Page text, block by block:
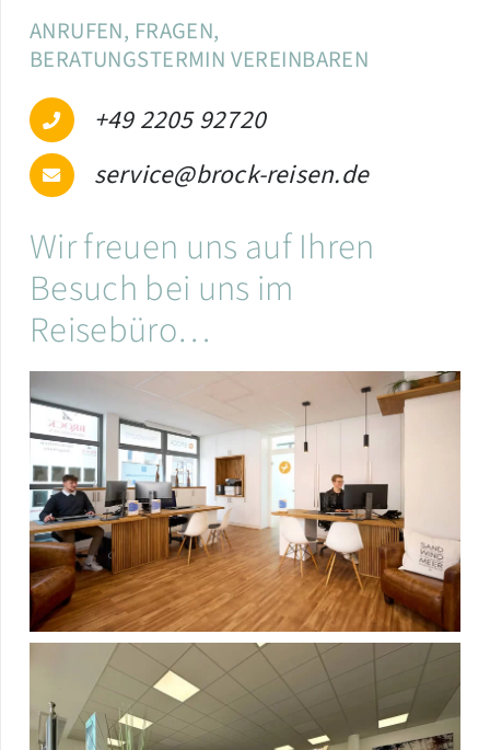
ANRUFEN, FRAGEN,
BERATUNGSTERMIN VEREINBAREN
+49 2205 92720
service@brock-reisen.de
Wir freuen uns auf Ihren
Besuch bei uns im
Reisebüro…